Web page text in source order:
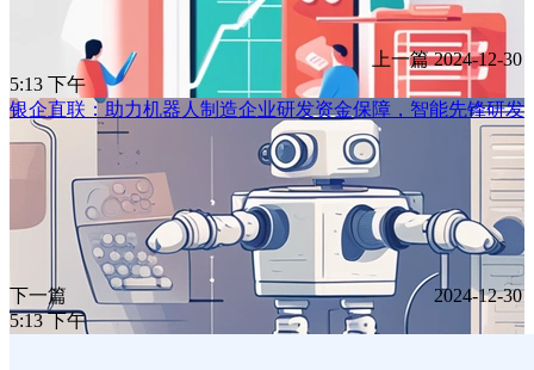
上一篇 2024-12-30
5:13 下午
银企直联：助力机器人制造企业研发资金保障，智能先锋研发
下一篇
2024-12-30
5:13 下午